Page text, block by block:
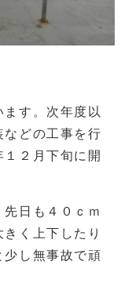
す。次年度以
などの工事を行
２月下旬に開
日も４０ｃｍ
く上下したり
し無事故で頑